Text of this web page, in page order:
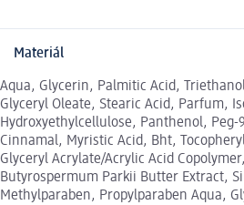
Materiál
Aqua, Glycerin, Palmitic Acid,
Glyceryl Oleate, Stearic Acid, Parfum,
Hydroxyethylcellulose, Panthenol, Peg-
Cinnamal, Myristic Acid, Bht,
Glyceryl Acrylate/Acrylic Acid
Butyrospermum Parkii Butter Extract,
Methylparaben, Propylparaben Aqua,